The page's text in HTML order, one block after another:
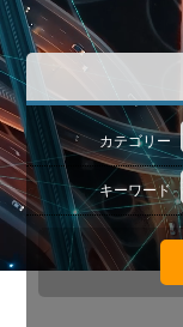
カテゴリー
キーワード